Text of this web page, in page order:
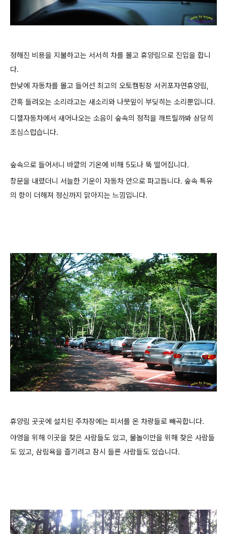
정해진 비용을 지불하고는 서서히 차를 몰고 휴양림으로 진입을 합니
다.
한낮에 자동차를 몰고 들어선 최고의 오토캠핑장 서귀포자연휴양림,
간혹 들려오는 소리라고는 새소리와 나뭇잎이 부딪히는 소리뿐입니다.
디젤자동차에서 새어나오는 소음이 숲속의 정적을 깨트릴까봐 상당히
조심스럽습니다.
숲속으로 들어서니 바깥의 기온에 비해 5도나 뚝 떨어집니다.
창문을 내렸더니 서늘한 기운이 자동차 안으로 파고듭니다. 숲속 특유
의 향이 더해져 정신까지 맑아지는 느낌입니다.
휴양림 곳곳에 설치된 주차장에는 피서를 온 차량들로 빼곡합니다.
야영을 위해 이곳을 찾은 사람들도 있고, 물놀이만을 위해 찾은 사람들
도 있고, 삼림욕을 즐기려고 잠시 들른 사람들도 있습니다.